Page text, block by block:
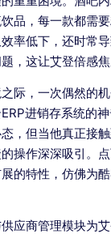
品，每一款都需
率低下，还时常
，这让艾登倍感焦
际，一次偶然的
进销存系统的
，但当他真正接
操作深深吸引。
的特性，仿佛为
应商管理模块为